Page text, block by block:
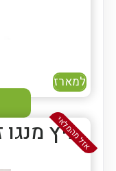
למארז
אזל מהמלאי